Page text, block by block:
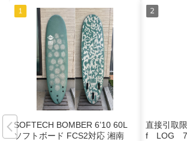
SOFTECH BOMBER 6’10 60L
ソフトボード FCS2対応 湘南
直接引取
f LOG